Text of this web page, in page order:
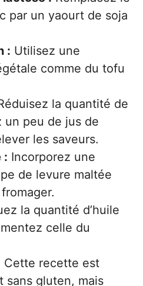
par un yaourt de soja
: Utilisez une
comme du tofu
la quantité de
un peu de jus de
les saveurs.
: Incorporez une
de levure maltée
la quantité d’huile
celle du
Cette recette est
sans gluten, mais